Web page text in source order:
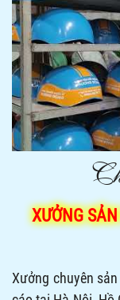
XƯỞNG
Xưởng chuyên